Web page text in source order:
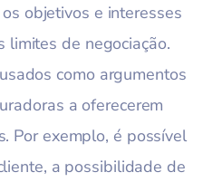
objetivos e interesses
limites de negociação.
como argumentos
a oferecerem
Por exemplo, é possível
a possibilidade de